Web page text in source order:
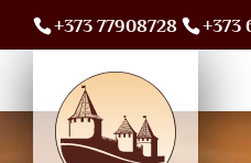
+373 77908728 +373